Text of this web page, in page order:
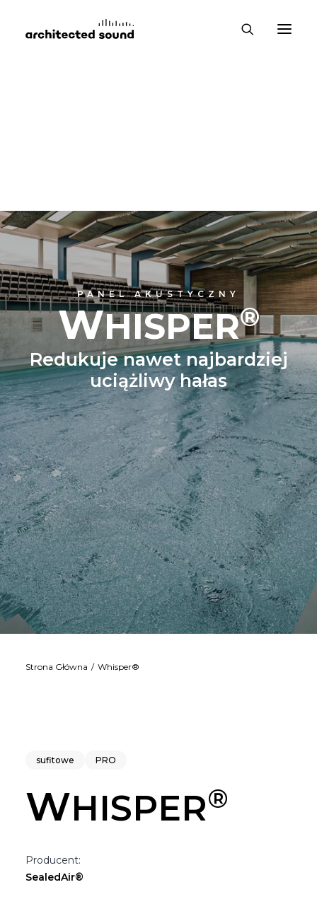
PANEL AKUSTYCZNY
WHISPER®
Redukuje nawet najbardziej
uciążliwy hałas
Strona Główna Whisper®
sufitowe PRO
WHISPER®
Producent:
SealedAir®